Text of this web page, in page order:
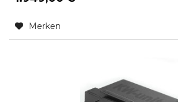
Merken